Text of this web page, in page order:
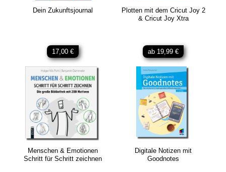
Dein Zukunftsjournal
17,00 €
Plotten mit dem Cricut Joy 2
& Cricut Joy Xtra
ab 19,99 €
Menschen & Emotionen
Schritt für Schritt zeichnen
Digitale Notizen mit
Goodnotes